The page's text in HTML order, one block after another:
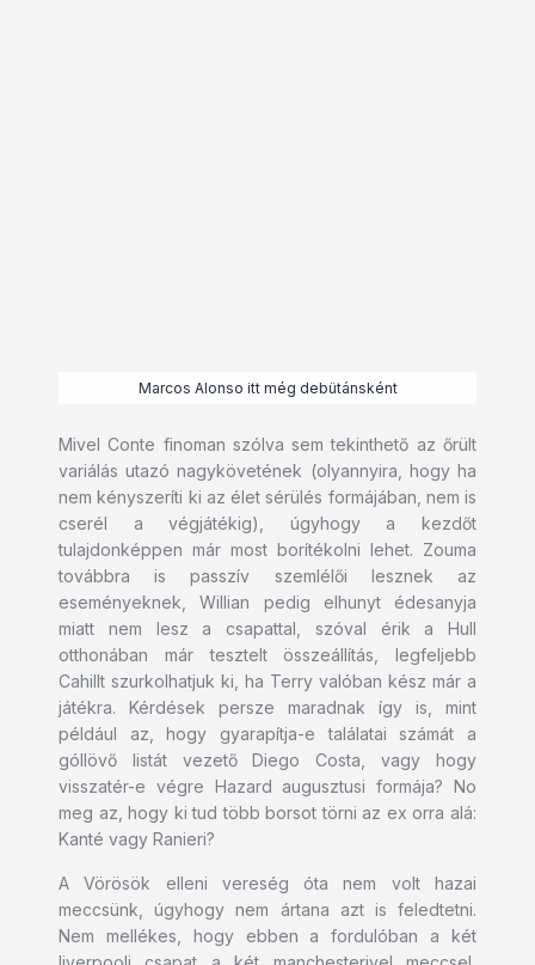
Marcos Alonso itt még debütánsként
Mivel Conte finoman szólva sem tekinthető az őrült
variálás utazó nagykövetének (olyannyira, hogy ha
nem kényszeríti ki az élet sérülés formájában, nem is
cserél a végjátékig), úgyhogy a kezdőt
tulajdonképpen már most borítékolni lehet. Zouma
továbbra is passzív szemlélői lesznek az
eseményeknek, Willian pedig elhunyt édesanyja
miatt nem lesz a csapattal, szóval érik a Hull
otthonában már tesztelt összeállítás, legfeljebb
Cahillt szurkolhatjuk ki, ha Terry valóban kész már a
játékra. Kérdések persze maradnak így is, mint
például az, hogy gyarapítja-e találatai számát a
góllövő listát vezető Diego Costa, vagy hogy
visszatér-e végre Hazard augusztusi formája? No
meg az, hogy ki tud több borsot törni az ex orra alá:
Kanté vagy Ranieri?
A Vörösök elleni vereség óta nem volt hazai
meccsünk, úgyhogy nem ártana azt is feledtetni.
Nem mellékes, hogy ebben a fordulóban a két